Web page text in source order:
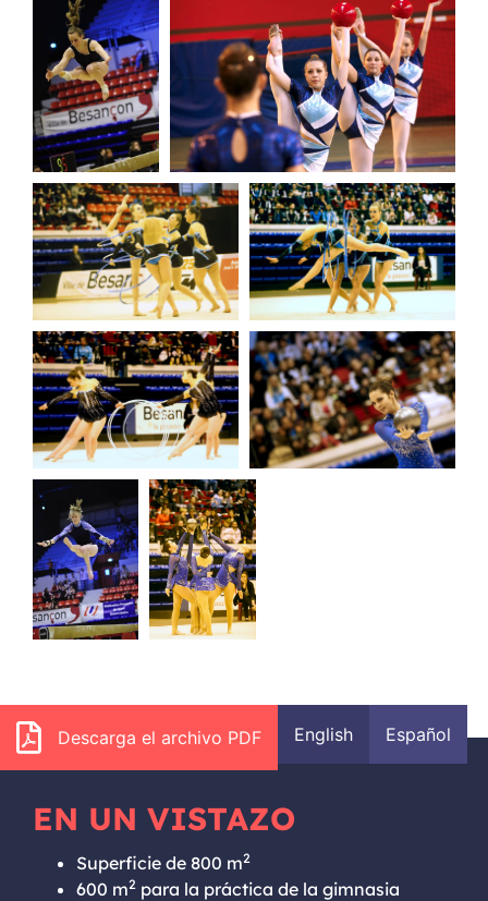
Descarga el archivo PDF English Español
EN UN VISTAZO
Superficie de 800 m2
600 m2 para la práctica de la gimnasia